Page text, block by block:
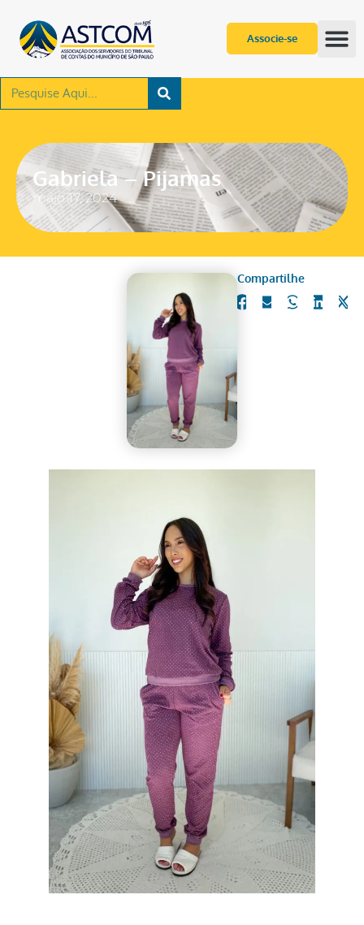
Associe-se
Gabriela – Pijamas
maio 17, 2024
Compartilhe